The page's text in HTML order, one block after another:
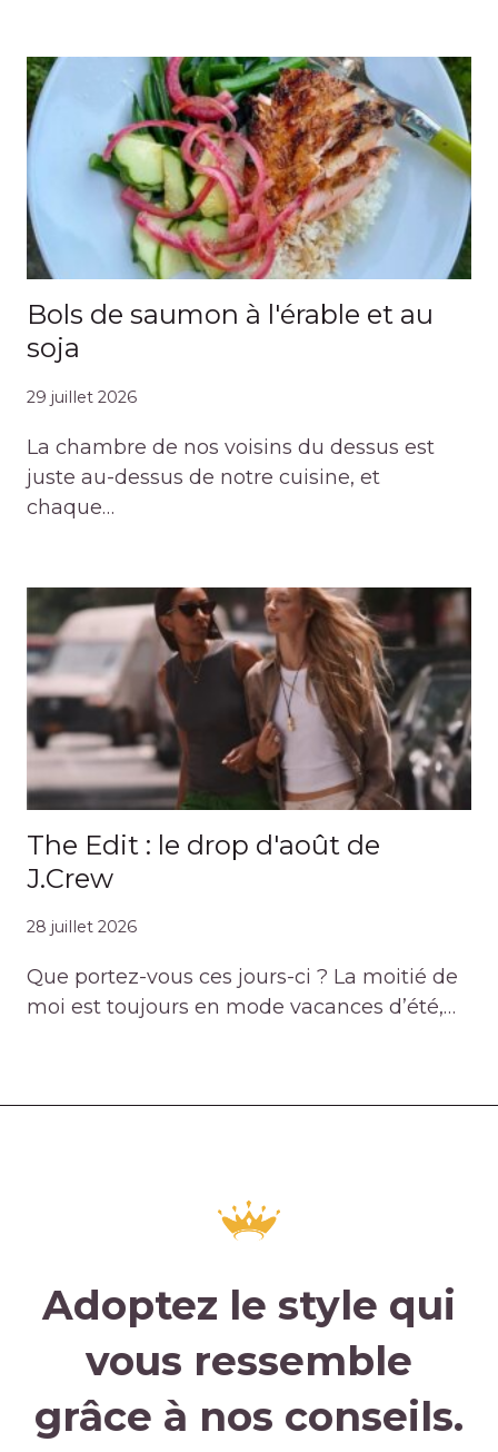
Bols de saumon à l'érable et au
soja
29 juillet 2026
La chambre de nos voisins du dessus est
juste au-dessus de notre cuisine, et
chaque…
The Edit : le drop d'août de
J.Crew
28 juillet 2026
Que portez-vous ces jours-ci ? La moitié de
moi est toujours en mode vacances d’été,…
Adoptez le style qui
vous ressemble
grâce à nos conseils.